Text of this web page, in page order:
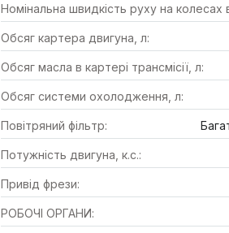
Номінальна швидкість руху на
Обсяг картера двигуна, л:
Обсяг масла в картері трансмісії, л:
Обсяг системи охолодження, л:
Повітряний фільтр:
Потужність двигуна, к.с.:
Привід фрези:
РОБОЧІ ОРГАНИ: